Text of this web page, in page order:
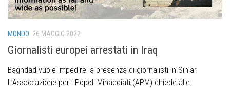
MONDO 26 MAGGIO 2022
Giornalisti europei arrestati in Iraq
Baghdad vuole impedire la presenza di giornalisti in Sinjar
L’Associazione per i Popoli Minacciati (APM) chiede alle